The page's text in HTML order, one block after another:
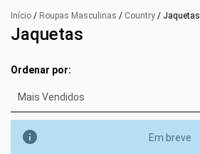
Início / Roupas Masculinas / Country / Jaquetas
Jaquetas
Ordenar por:
 Em breve